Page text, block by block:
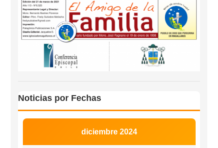
Noticias por Fechas
diciembre 2024